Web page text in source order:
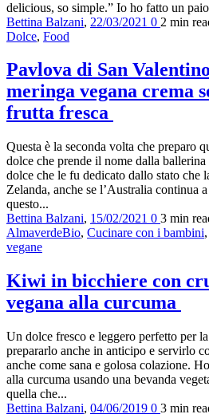
delicious, so simple.” Io ho fatto un
Bettina Balzani, 22/03/2021 0 2 min
Dolce, Food
Pavlova di San
meringa vegana crema
frutta fresca
Questa è la seconda volta che preparo
dolce che prende il nome dalla
dolce che le fu dedicato dallo stato che
Zelanda, anche se l’Australia continua
questo...
Bettina Balzani, 15/02/2021 0 3 min
AlmaverdeBio, Cucinare con i bambini,
vegane
Kiwi in bicchiere con
vegana alla curcuma
Un dolce fresco e leggero perfetto per
prepararlo anche in anticipo e servirlo
anche come sana e golosa colazione.
alla curcuma usando una bevanda
quella che...
Bettina Balzani, 04/06/2019 0 3 min